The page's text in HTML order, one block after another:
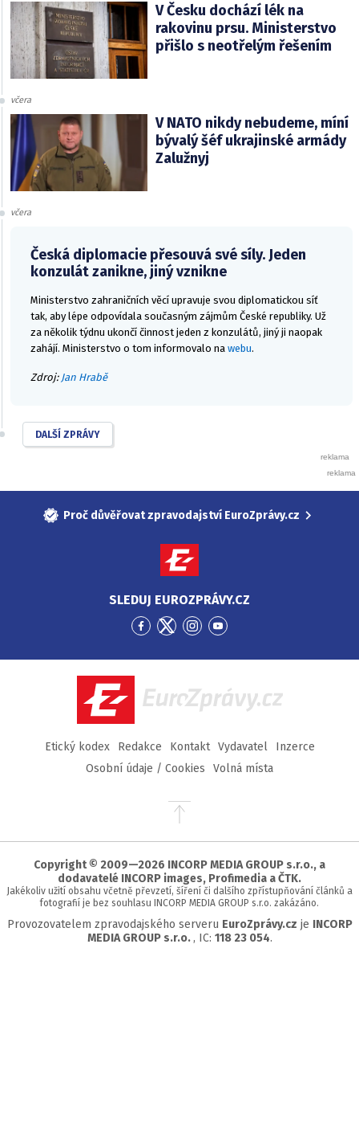
V Česku dochází lék na
rakovinu prsu. Ministerstvo
přišlo s neotřelým řešením
včera
V NATO nikdy nebudeme, míní
bývalý šéf ukrajinské armády
Zalužnyj
včera
Česká diplomacie přesouvá své síly. Jeden
konzulát zanikne, jiný vznikne
Ministerstvo zahraničních věcí upravuje svou diplomatickou síť
tak, aby lépe odpovídala současným zájmům České republiky. Už
za několik týdnu ukončí činnost jeden z konzulátů, jiný ji naopak
zahájí. Ministerstvo o tom informovalo na webu.
Zdroj: Jan Hrabě
DALŠÍ ZPRÁVY
Proč důvěřovat zpravodajství EuroZprávy.cz
SLEDUJ EUROZPRÁVY.CZ
Přejít
Facebook
Přejít
Twitter
Přejít
Instagram
Přejít
YouTube
EuroZprávy.cz
Etický kodex Redakce Kontakt Vydavatel
Inzerce
Osobní údaje / Cookies
Volná místa
Přejít
stránky
Copyright © 2009—2026 INCORP MEDIA GROUP s.r.o., a
dodavatelé INCORP images, Profimedia a ČTK.
Jakékoliv užití obsahu včetně převzetí, šíření či dalšího zpřístupňování článků a
fotografií je bez souhlasu INCORP MEDIA GROUP s.r.o. zakázáno.
Provozovatelem zpravodajského serveru EuroZprávy.cz je INCORP
MEDIA GROUP s.r.o. , IC: 118 23 054.